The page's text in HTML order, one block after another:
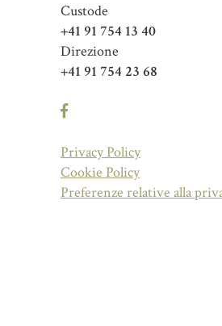
Custode
+41 91 754 13 40
Direzione
+41 91 754 23 68
Privacy Policy
Cookie Policy
Preferenze relative alla